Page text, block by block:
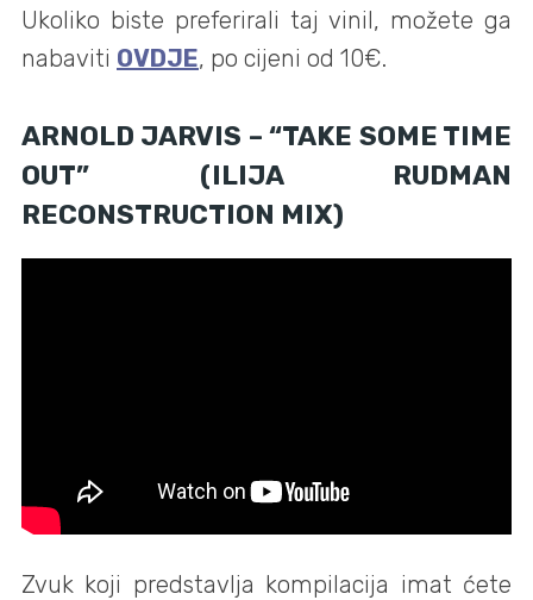
Ukoliko biste preferirali taj vinil, možete ga
nabaviti OVDJE, po cijeni od 10€.
ARNOLD JARVIS – “TAKE SOME TIME
OUT” (ILIJA RUDMAN
RECONSTRUCTION MIX)
Zvuk koji predstavlja kompilacija imat ćete